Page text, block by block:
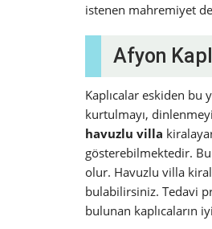
istenen mahremiyet
Afyon
Kaplıcalar eskiden bu
kurtulmayı,
havuzlu villa
gösterebilmektedir.
olur. Havuzlu villa
bulabilirsiniz. Tedavi
bulunan kaplıcaların